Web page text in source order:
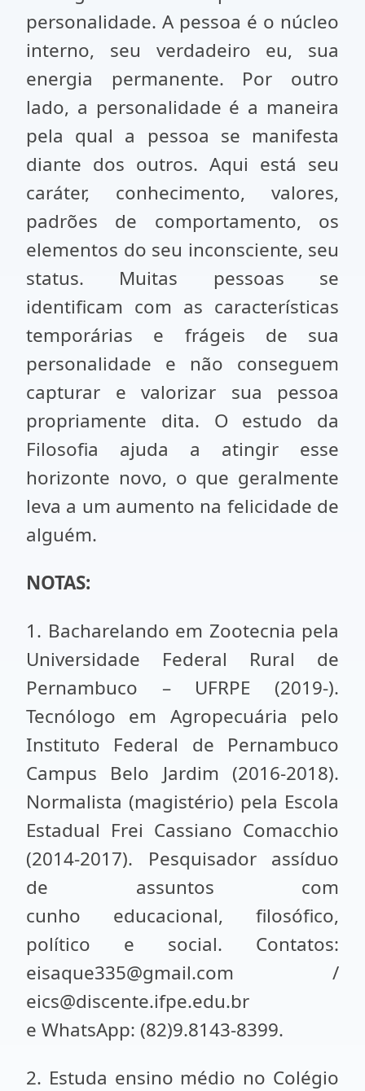
personalidade. A pessoa é o núcleo
interno, seu verdadeiro eu, sua
energia permanente. Por outro
lado, a personalidade é a maneira
pela qual a pessoa se manifesta
diante dos outros. Aqui está seu
caráter, conhecimento, valores,
padrões de comportamento, os
elementos do seu inconsciente, seu
status. Muitas pessoas se
identificam com as características
temporárias e frágeis de sua
personalidade e não conseguem
capturar e valorizar sua pessoa
propriamente dita. O estudo da
Filosofia ajuda a atingir esse
horizonte novo, o que geralmente
leva a um aumento na felicidade de
alguém.
NOTAS:
1. Bacharelando em Zootecnia pela
Universidade Federal Rural de
Pernambuco – UFRPE (2019-).
Tecnólogo em Agropecuária pelo
Instituto Federal de Pernambuco
Campus Belo Jardim (2016-2018).
Normalista (magistério) pela Escola
Estadual Frei Cassiano Comacchio
(2014-2017). Pesquisador assíduo
de assuntos com
cunho educacional, filosófico,
político e social. Contatos:
eisaque335@gmail.com /
eics@discente.ifpe.edu.br
e WhatsApp: (82)9.8143-8399.
2. Estuda ensino médio no Colégio